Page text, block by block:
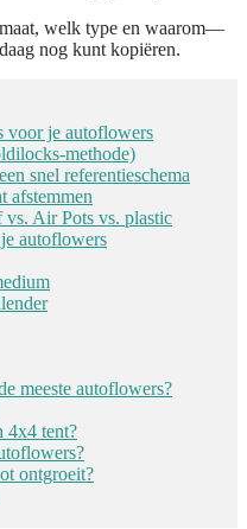
welk type en waarom—
nog kunt kopiëren.
voor je autoflowers
methode)
snel referentieschema
afstemmen
vs. Air Pots vs. plastic
autoflowers
meeste autoflowers?
4x4 tent?
ontgroeit?